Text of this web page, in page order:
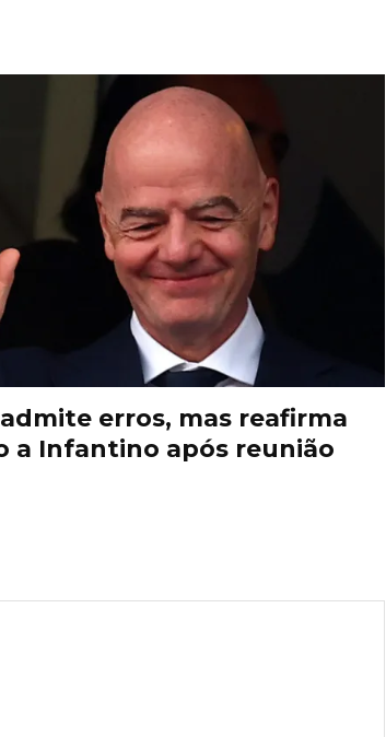
admite erros, mas reafirma
a Infantino após reunião